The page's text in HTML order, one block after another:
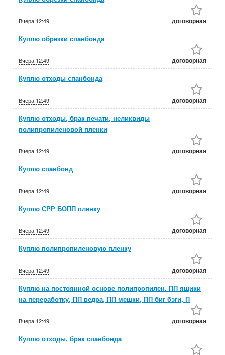
Вчера 12:49 договорная
Куплю обрезки спанбонда
Вчера 12:49 договорная
Куплю отходы спанбонда
Вчера 12:49 договорная
Куплю отходы, брак печати, неликвиды
полипропиленовой пленки
Вчера 12:49 договорная
Куплю спанбонд
Вчера 12:49 договорная
Куплю СРР БОПП пленку
Вчера 12:49 договорная
Куплю полипропиленовую пленку
Вчера 12:49 договорная
Куплю на постоянной основе полипропилен. ПП ящики
на переработку, ПП ведра, ПП мешки, ПП биг бэги, П
Вчера 12:49 договорная
Куплю отходы, брак спанбонда